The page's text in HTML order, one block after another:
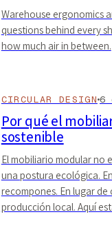
Warehouse ergonomics
questions behind every
how much air in between.
CIRCULAR DESIGN 6
Por qué el
sostenible
El mobiliario modular no
una postura ecológica.
recompones. En lugar
producción local. Aquí